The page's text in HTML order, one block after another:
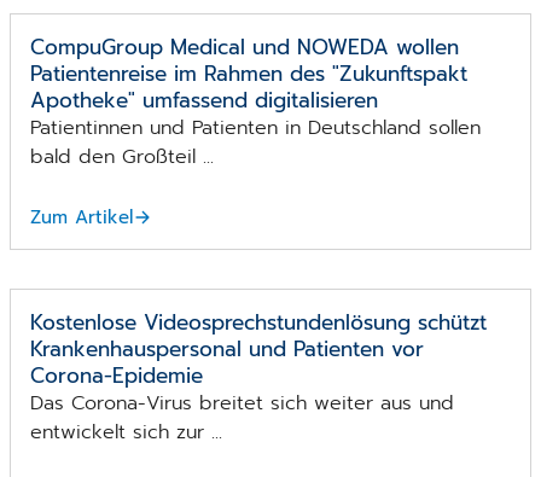
CompuGroup Medical und NOWEDA wollen
Patientenreise im Rahmen des "Zukunftspakt
Apotheke" umfassend digitalisieren
Patientinnen und Patienten in Deutschland sollen
bald den Großteil ...
Zum Artikel
Kostenlose Video­sprech­stunden­lösung schützt
Krankenhaus­personal und Patienten vor
Corona-Epidemie
Das Corona-Virus breitet sich weiter aus und
entwickelt sich zur ...